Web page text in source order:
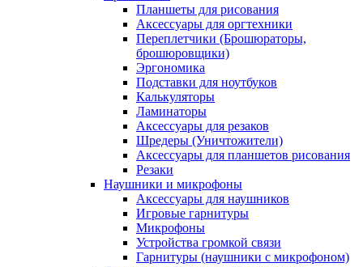
Планшеты для рисования
Аксессуары для оргтехники
Переплетчики (Брошюраторы,
брошюровщики)
Эргономика
Подставки для ноутбуков
Калькуляторы
Ламинаторы
Аксессуары для резаков
Шредеры (Уничтожители)
Аксессуары для планшетов рисования
Резаки
Наушники и микрофоны
Аксессуары для наушников
Игровые гарнитуры
Микрофоны
Устройства громкой связи
Гарнитуры (наушники с микрофоном)